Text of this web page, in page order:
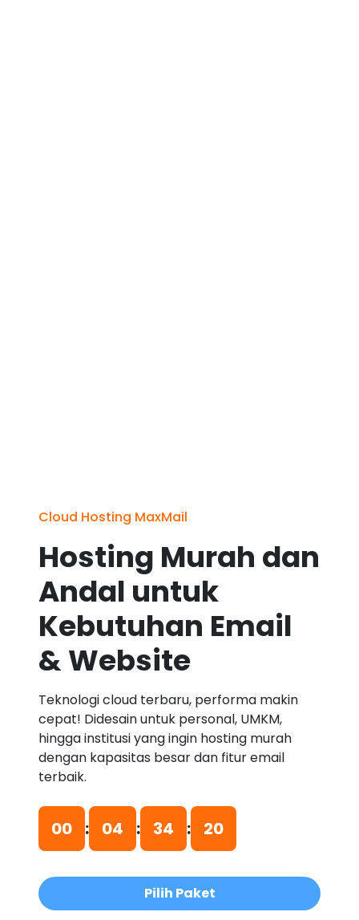
Cloud Hosting MaxMail
Hosting Murah dan
Andal untuk
Kebutuhan Email
& Website
Teknologi cloud terbaru, performa makin
cepat! Didesain untuk personal, UMKM,
hingga institusi yang ingin hosting murah
dengan kapasitas besar dan fitur email
terbaik.
00 : 04 : 34 : 20
Pilih Paket